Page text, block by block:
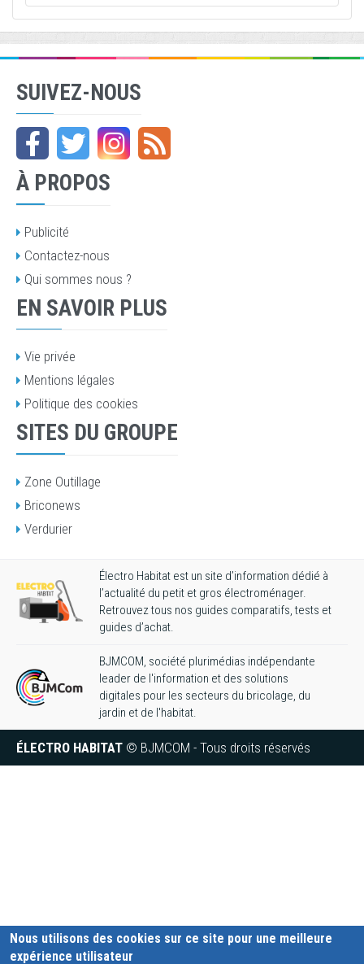
SUIVEZ-NOUS
À PROPOS
Publicité
Contactez-nous
Qui sommes nous ?
EN SAVOIR PLUS
Vie privée
Mentions légales
Politique des cookies
SITES DU GROUPE
Zone Outillage
Briconews
Verdurier
Électro Habitat est un site d’information dédié à
l’actualité du petit et gros électroménager.
Retrouvez tous nos guides comparatifs, tests et
guides d’achat.
BJMCOM, société plurimédias indépendante
leader de l'information et des solutions
digitales pour les secteurs du bricolage, du
jardin et de l'habitat.
ÉLECTRO HABITAT © BJMCOM - Tous droits réservés
Nous utilisons des cookies sur ce site pour une meilleure
expérience utilisateur